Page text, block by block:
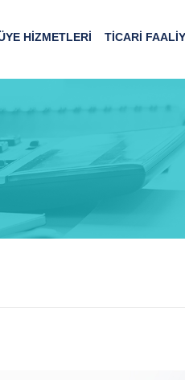
HİZMETLERİ TİCARİ